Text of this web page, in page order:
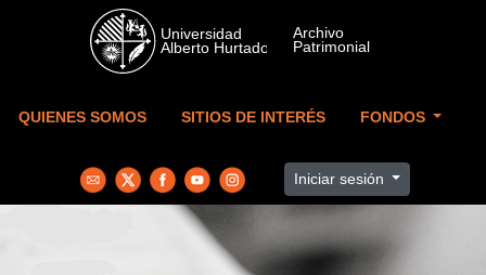
Skip to main content
QUIENES SOMOS SITIOS DE INTERÉS FONDOS
Iniciar sesión